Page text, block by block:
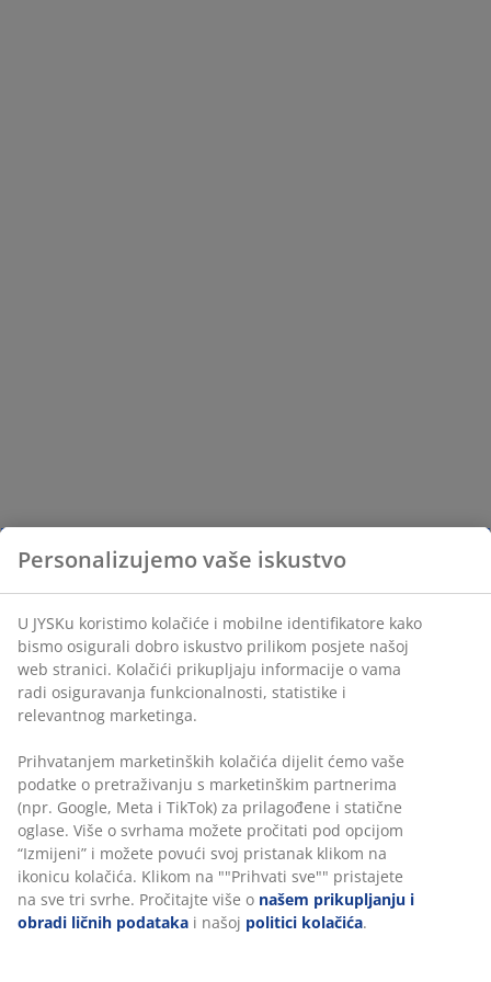
Personalizujemo vaše iskustvo
U JYSKu koristimo kolačiće i mobilne identifikatore kako
bismo osigurali dobro iskustvo prilikom posjete našoj
web stranici. Kolačići prikupljaju informacije o vama
radi osiguravanja funkcionalnosti, statistike i
relevantnog marketinga.
Prihvatanjem marketinških kolačića dijelit ćemo vaše
podatke o pretraživanju s marketinškim partnerima
(npr. Google, Meta i TikTok) za prilagođene i statične
oglase. Više o svrhama možete pročitati pod opcijom
“Izmijeni” i možete povući svoj pristanak klikom na
ikonicu kolačića. Klikom na ""Prihvati sve"" pristajete
na sve tri svrhe. Pročitajte više o našem prikupljanju i
obradi ličnih podataka i našoj politici kolačića.